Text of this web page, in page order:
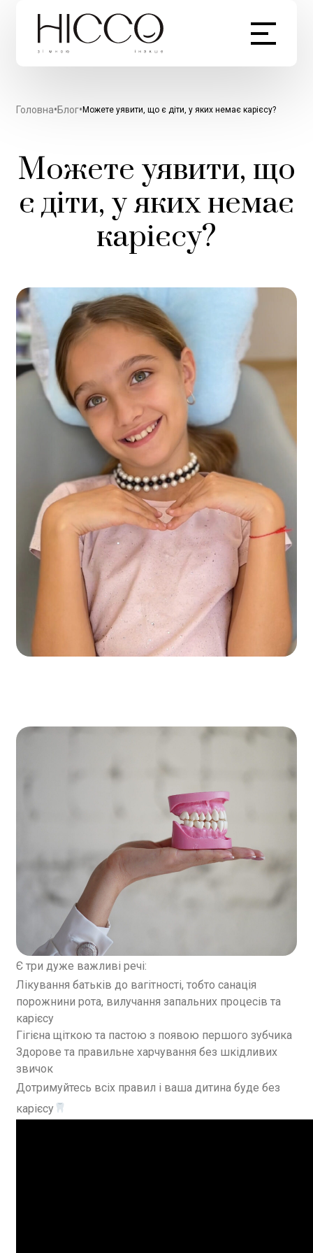
Головна•Блог•Можете уявити, що є діти, у яких немає карієсу?
Можете уявити, що
є діти, у яких немає
карієсу?
Є три дуже важливі речі:
Лікування батьків до вагітності, тобто санація
порожнини рота, вилучання запальних процесів та
карієсу
Гігієна щіткою та пастою з появою першого зубчика
Здорове та правильне харчування без шкідливих
звичок
Дотримуйтесь всіх правил і ваша дитина буде без
карієсу